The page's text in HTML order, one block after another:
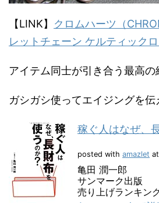
【LINK】 クロムハーツ（
レットチェーン ケルティック
アイテム同士が引き合う最高の
ガシガシ使ってエイジングを伝
稼ぐ人はなぜ、
posted with amazlet
亀田 潤一郎
サンマーク出版
売り上げランキン